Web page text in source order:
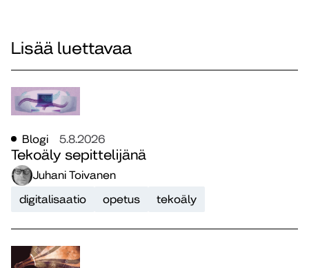
Lisää luettavaa
Blogi 5.8.2026
Tekoäly sepittelijänä
Juhani Toivanen
digitalisaatio
opetus tekoäly